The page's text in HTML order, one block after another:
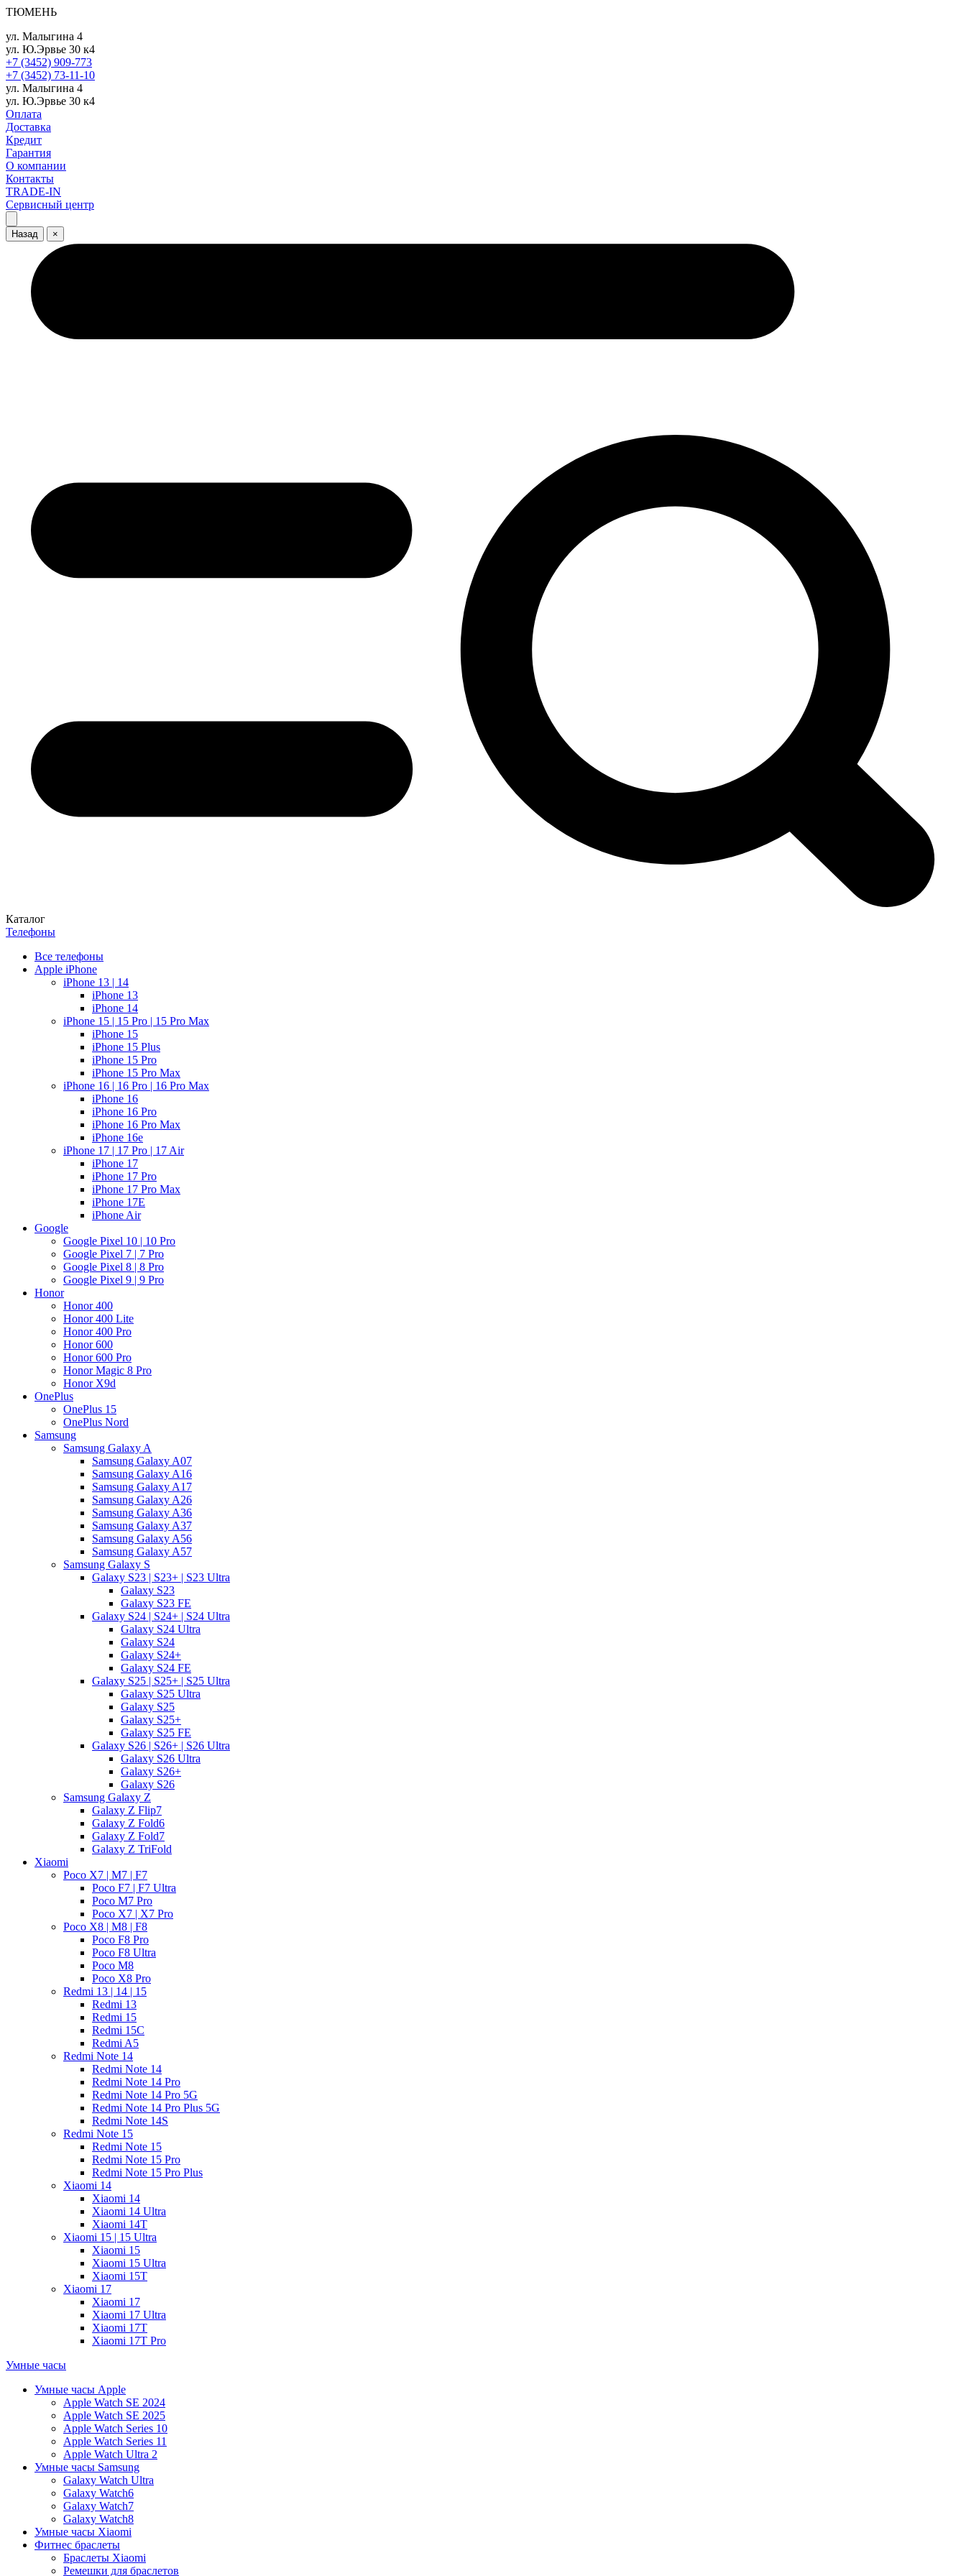
ТЮМЕНЬ
ул. Малыгина 4
ул. Ю.Эрвье 30 к4
+7 (3452) 909-773
+7 (3452) 73-11-10
ул. Малыгина 4
ул. Ю.Эрвье 30 к4
Оплата
Доставка
Кредит
Гарантия
О компании
Контакты
TRADE-IN
Сервисный центр
Назад ×
Каталог
Телефоны
Все телефоны
Apple iPhone
iPhone 13 | 14
iPhone 13
iPhone 14
iPhone 15 | 15 Pro | 15 Pro Max
iPhone 15
iPhone 15 Plus
iPhone 15 Pro
iPhone 15 Pro Max
iPhone 16 | 16 Pro | 16 Pro Max
iPhone 16
iPhone 16 Pro
iPhone 16 Pro Max
iPhone 16e
iPhone 17 | 17 Pro | 17 Air
iPhone 17
iPhone 17 Pro
iPhone 17 Pro Max
iPhone 17E
iPhone Air
Google
Google Pixel 10 | 10 Pro
Google Pixel 7 | 7 Pro
Google Pixel 8 | 8 Pro
Google Pixel 9 | 9 Pro
Honor
Honor 400
Honor 400 Lite
Honor 400 Pro
Honor 600
Honor 600 Pro
Honor Magic 8 Pro
Honor X9d
OnePlus
OnePlus 15
OnePlus Nord
Samsung
Samsung Galaxy A
Samsung Galaxy A07
Samsung Galaxy A16
Samsung Galaxy A17
Samsung Galaxy A26
Samsung Galaxy A36
Samsung Galaxy A37
Samsung Galaxy A56
Samsung Galaxy A57
Samsung Galaxy S
Galaxy S23 | S23+ | S23 Ultra
Galaxy S23
Galaxy S23 FE
Galaxy S24 | S24+ | S24 Ultra
Galaxy S24 Ultra
Galaxy S24
Galaxy S24+
Galaxy S24 FE
Galaxy S25 | S25+ | S25 Ultra
Galaxy S25 Ultra
Galaxy S25
Galaxy S25+
Galaxy S25 FE
Galaxy S26 | S26+ | S26 Ultra
Galaxy S26 Ultra
Galaxy S26+
Galaxy S26
Samsung Galaxy Z
Galaxy Z Flip7
Galaxy Z Fold6
Galaxy Z Fold7
Galaxy Z TriFold
Xiaomi
Poco X7 | M7 | F7
Poco F7 | F7 Ultra
Poco M7 Pro
Poco X7 | X7 Pro
Poco X8 | M8 | F8
Poco F8 Pro
Poco F8 Ultra
Poco M8
Poco X8 Pro
Redmi 13 | 14 | 15
Redmi 13
Redmi 15
Redmi 15C
Redmi A5
Redmi Note 14
Redmi Note 14
Redmi Note 14 Pro
Redmi Note 14 Pro 5G
Redmi Note 14 Pro Plus 5G
Redmi Note 14S
Redmi Note 15
Redmi Note 15
Redmi Note 15 Pro
Redmi Note 15 Pro Plus
Xiaomi 14
Xiaomi 14
Xiaomi 14 Ultra
Xiaomi 14T
Xiaomi 15 | 15 Ultra
Xiaomi 15
Xiaomi 15 Ultra
Xiaomi 15T
Xiaomi 17
Xiaomi 17
Xiaomi 17 Ultra
Xiaomi 17T
Xiaomi 17T Pro
Умные часы
Умные часы Apple
Apple Watch SE 2024
Apple Watch SE 2025
Apple Watch Series 10
Apple Watch Series 11
Apple Watch Ultra 2
Умные часы Samsung
Galaxy Watch Ultra
Galaxy Watch6
Galaxy Watch7
Galaxy Watch8
Умные часы Xiaomi
Фитнес браслеты
Браслеты Xiaomi
Ремешки для браслетов